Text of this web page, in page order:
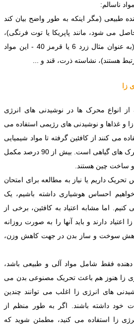
ناسالم:
طبیعی (مگر اینکه به طور واضح بیان کند
می شود، مانند پاپریکا یا توت فرنگی)،
طعم دهنده یا رنگ مصنوعی (به عنوان مثال زرد 6 یا قرمز 40 - این مواد
هستند)، نشاسته ذرت، قند و ...
از انواع محرک ها در نوشیدنی های انرژی
و غذاها و نوشیدنی های رژیمی استفاده می
می کنند از کافئین گرفته تا مواد شیمیایی
تولید شده در آزمایشگاه و محرک های گیاهی است. بیش از 90 درصد مکمل
و ساخت چین هستند.
تحریک داریم یا نیاز به مطالعه برای امتحان
احساس هوشیاری داشته باشیم، یک
اما مشابه اعتیاد به کافئین، برخی از
اعتیاد دارند و باید آنها را به صورت روزانه
کاهش سوخت و ساز بدن در جهت کاهش وزن،
فقط شامل مواد آلی و طبیعی باشد،
زا هنوز هم باعث تحریک مصنوعی بدن می
های انرژی زا اغلب می توانند چندین
خود داشته باشند. اگر به طور منظم از
زا استفاده می کنید، مطمئن شوید که